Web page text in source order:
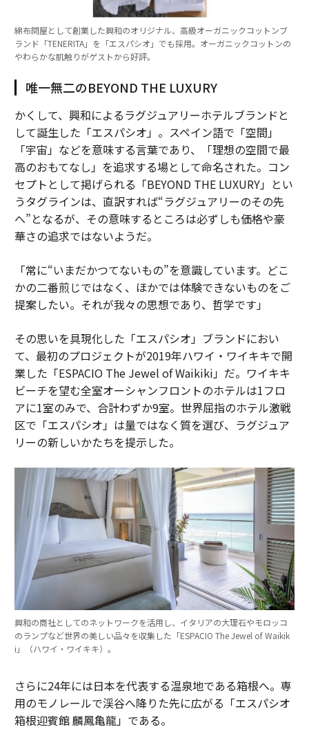
綿布問屋として創業した興和のオリジナル、高級オーガニックコットンブ
ランド「TENERITA」を「エスパシオ」でも採用。オーガニックコットンの
やわらかな肌触りがゲストから好評。
唯一無二のBEYOND THE LUXURY
かくして、興和によるラグジュアリーホテルブランドと
して誕生した「エスパシオ」。スペイン語で「空間」
「宇宙」などを意味する言葉であり、「理想の空間で最
高のおもてなし」を追求する場として命名された。コン
セプトとして掲げられる「BEYOND THE LUXURY」とい
うタグラインは、直訳すれば“ラグジュアリーのその先
へ”となるが、その意味するところは必ずしも価格や豪
華さの追求ではないようだ。
「常に“いまだかつてないもの”を意識しています。どこ
かの二番煎じではなく、ほかでは体験できないものをご
提案したい。それが我々の思想であり、哲学です」
その思いを具現化した「エスパシオ」ブランドにおい
て、最初のプロジェクトが2019年ハワイ・ワイキキで開
業した「ESPACIO The Jewel of Waikiki」だ。ワイキキ
ビーチを望む全室オーシャンフロントのホテルは1フロ
アに1室のみで、合計わずか9室。世界屈指のホテル激戦
区で「エスパシオ」は量ではなく質を選び、ラグジュア
リーの新しいかたちを提示した。
興和の商社としてのネットワークを活用し、イタリアの大理石やモロッコ
のランプなど世界の美しい品々を収集した「ESPACIO The Jewel of Waikik
i」（ハワイ・ワイキキ）。
さらに24年には日本を代表する温泉地である箱根へ。専
用のモノレールで渓谷へ降りた先に広がる「エスパシオ
箱根迎賓館 麟鳳亀龍」である。